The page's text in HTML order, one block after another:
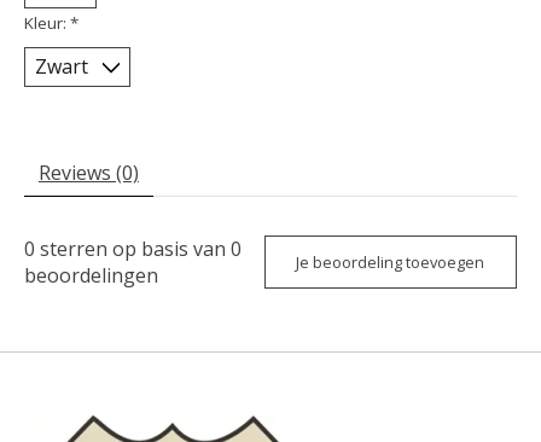
Kleur: *
Reviews (0)
0 sterren op basis van 0
beoordelingen
Je beoordeling toevoegen